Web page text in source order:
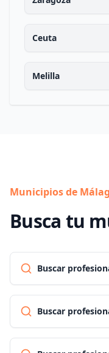
Ceuta
Melilla
Municipios de
Busca tu
Buscar
Buscar